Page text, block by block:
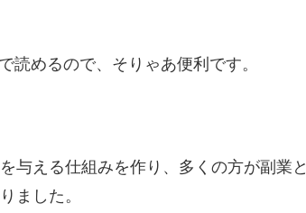
めるので、そりゃあ便利です。
与える仕組みを作り、多くの方が副業と
ました。